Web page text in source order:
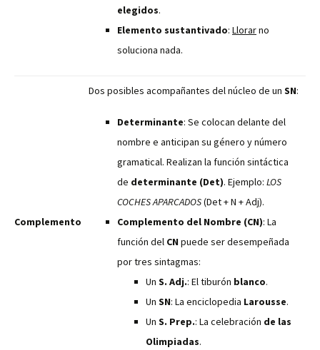
elegidos.
Elemento sustantivado: Llorarno
soluciona nada.
Complemento
Dos posibles acompañantes del núcleo de un SN:
Determinante: Se colocan delante del
nombre e anticipan su género y número
gramatical. Realizan la función sintáctica
de determinante (Det). Ejemplo: LOS
COCHES APARCADOS(Det + N + Adj).
Complemento del Nombre (CN): La
función del CN puede ser desempeñada
por tres sintagmas:
Un S. Adj.: El tiburón blanco.
Un SN: La enciclopedia Larousse.
Un S. Prep.: La celebración de las
Olimpiadas.